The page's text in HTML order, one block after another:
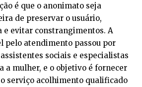
é que o anonimato seja
de preservar o usuário,
e evitar constrangimentos. A
pelo atendimento passou por
sociais e especialistas
a mulher, e o objetivo é fornecer
serviço acolhimento qualificado